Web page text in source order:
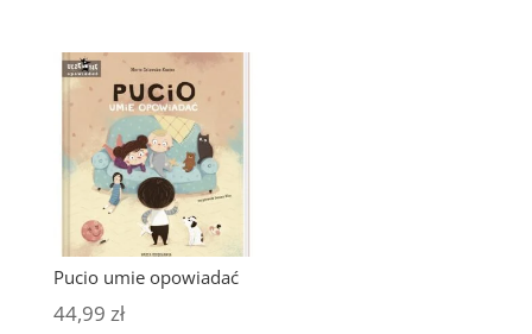
Pucio umie opowiadać
44,99 zł